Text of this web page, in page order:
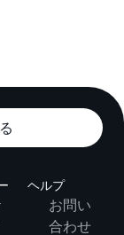
ヘルプ
お問い
合わせ